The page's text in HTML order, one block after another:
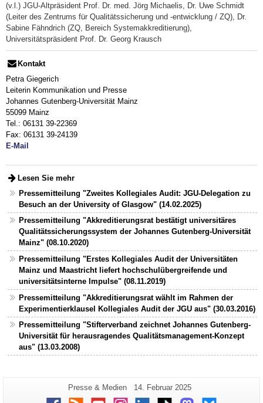
(v.l.) JGU-Altpräsident Prof. Dr. med. Jörg Michaelis, Dr. Uwe Schmidt
(Leiter des Zentrums für Qualitätssicherung und -entwicklung / ZQ), Dr.
Sabine Fähndrich (ZQ, Bereich Systemakkreditierung),
Universitätspräsident Prof. Dr. Georg Krausch
Kontakt
Petra Giegerich
Leiterin Kommunikation und Presse
Johannes Gutenberg-Universität Mainz
55099 Mainz
Tel.: 06131 39-22369
Fax: 06131 39-24139
E-Mail
Lesen Sie mehr
Pressemitteilung "Zweites Kollegiales Audit: JGU-Delegation zu
Besuch an der University of Glasgow" (14.02.2025)
Pressemitteilung "Akkreditierungsrat bestätigt universitäres
Qualitätssicherungssystem der Johannes Gutenberg-Universität
Mainz" (08.10.2020)
Pressemitteilung "Erstes Kollegiales Audit der Universitäten
Mainz und Maastricht liefert hochschulübergreifende und
universitätsinterne Impulse" (08.11.2019)
Pressemitteilung "Akkreditierungsrat wählt im Rahmen der
Experimentierklausel Kollegiales Audit der JGU aus" (30.03.2016)
Pressemitteilung "Stifterverband zeichnet Johannes Gutenberg-
Universität für herausragendes Qualitätsmanagement-Konzept
aus" (13.03.2008)
Zusätzliche
Informationen
Seiten-
Name:
Presse & Medien
Letzte
Aktualisierung:
14. Februar 2025